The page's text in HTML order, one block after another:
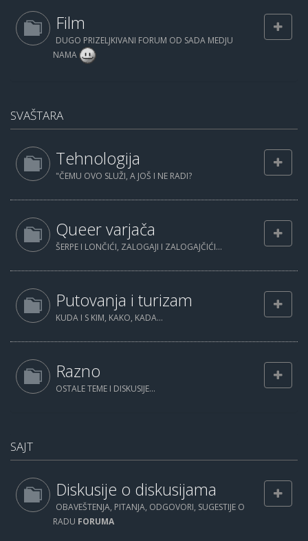
Film
DUGO PRIZELJKIVANI FORUM OD SADA MEDJU
NAMA
SVAŠTARA
Tehnologija
"ČEMU OVO SLUŽI, A JOŠ I NE RADI?
Queer varjača
ŠERPE I LONČIĆI, ZALOGAJI I ZALOGAJČIĆI...
Putovanja i turizam
KUDA I S KIM, KAKO, KADA...
Razno
OSTALE TEME I DISKUSIJE...
SAJT
Diskusije o diskusijama
OBAVEŠTENJA, PITANJA, ODGOVORI, SUGESTIJE O
RADU FORUMA